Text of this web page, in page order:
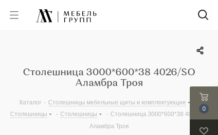
Столешница 3000*600*38 4026/SO
Аламбра Троя
Каталог - Столешницы мебельные щиты и комплектующие
Столешницы
- Столешницы - Столешница 3000*600*38 4026/SO
Аламбра Троя
0